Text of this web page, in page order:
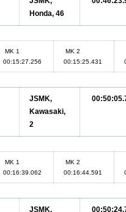
Honda, 46
MK 1
00:15:27.256
MK 2
00:15:25.431
JSMK,
Kawasaki,
2
MK 1
00:16:39.062
MK 2
00:16:44.591
JSMK,